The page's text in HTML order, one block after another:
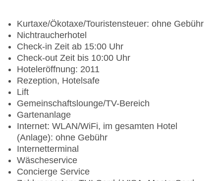
Kurtaxe/Ökotaxe/Touristensteuer: ohne Gebühr
Nichtraucherhotel
Check-in Zeit ab 15:00 Uhr
Check-out Zeit bis 10:00 Uhr
Hoteleröffnung: 2011
Rezeption, Hotelsafe
Lift
Gemeinschaftslounge/TV-Bereich
Gartenanlage
Internet: WLAN/WiFi, im gesamten Hotel
(Anlage): ohne Gebühr
Internetterminal
Wäscheservice
Concierge Service